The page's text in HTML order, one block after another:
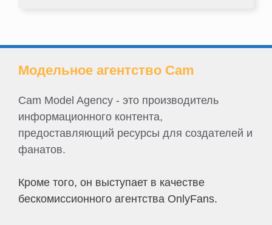
Модельное агентство Cam
Cam Model Agency - это производитель
информационного контента,
предоставляющий ресурсы для создателей и
фанатов.
Кроме того, он выступает в качестве
бескомиссионного агентства OnlyFans.